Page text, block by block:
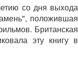
со дня выхода
положившая
Британская
эту книгу в